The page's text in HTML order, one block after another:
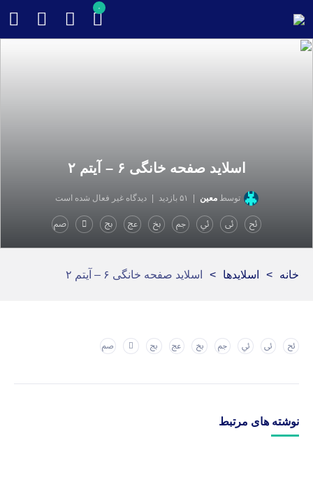
۰
اسلاید صفحه خانگی ۶ – آیتم ۲
توسطمعین ۵۱ بازدید دیدگاه غیر فعال شده است
خانه > اسلایدها > اسلاید صفحه خانگی ۶ – آیتم ۲
نوشته های مرتبط